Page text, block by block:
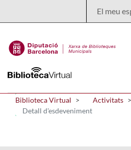
El meu
Biblioteca Virtual Activitats
Detall d'esdeveniment